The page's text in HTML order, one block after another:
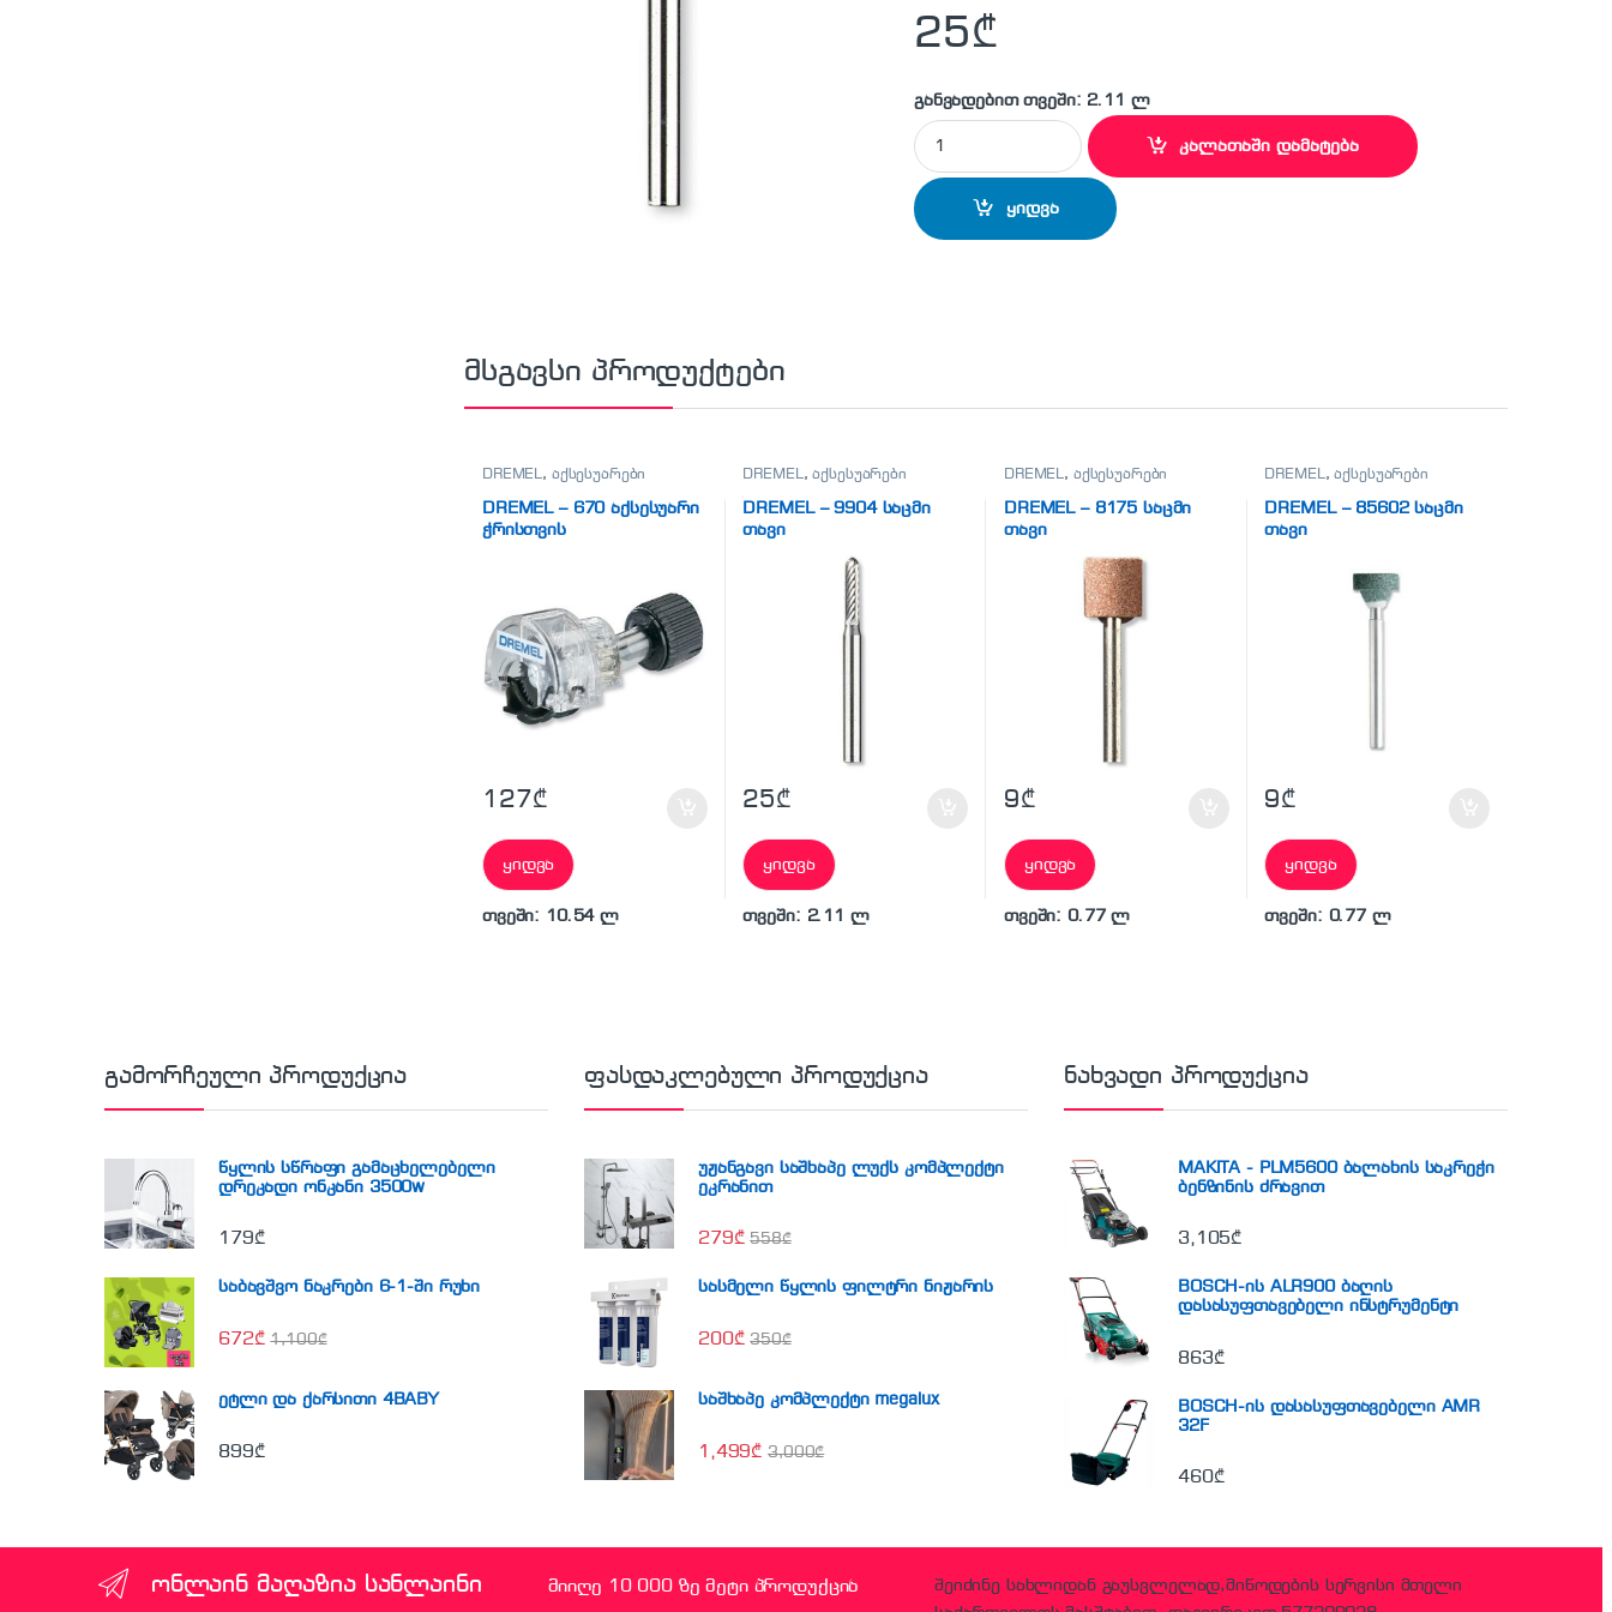
25₾
განვადებით თვეში: 2.11 ლ
DREMEL - 9902 საცმი თავი quantity
კალათაში დამატება
ყიდვა
მსგავსი პროდუქტები
DREMEL, აქსესუარები
DREMEL – 670 აქსესუარი
ჭრისთვის
127₾
ყიდვა
თვეში: 10.54 ლ
DREMEL,აქსესუარები
DREMEL – 9904 საცმი
თავი
25₾
ყიდვა
თვეში: 2.11 ლ
DREMEL, აქსესუარები
DREMEL – 8175 საცმი
თავი
9₾
ყიდვა
თვეში: 0.77 ლ
DREMEL,აქსესუარები
DREMEL – 85602 საცმი
თავი
9₾
ყიდვა
თვეში: 0.77 ლ
გამორჩეული პროდუქცია
წყლის სწრაფი გამაცხელებელი
დრეკადი ონკანი 3500w
179₾
საბავშვო ნაკრები 6-1-ში რუხი
672₾ 1,100₾
ეტლი და ქარსითი 4BABY
899₾
ფასდაკლებული პროდუქცია
უჟანგავი საშხაპე ლუქს კომპლექტი
ეკრანით
279₾ 558₾
სასმელი წყლის ფილტრი ნიჟარის
200₾ 350₾
საშხაპე კომპლექტი megalux
1,499₾ 3,000₾
ნახვადი პროდუქცია
MAKITA - PLM5600 ბალახის საკრეჭი
ბენზინის ძრავით
3,105₾
BOSCH-ის ALR900 ბაღის
დასასუფთავებელი ინსტრუმენტი
863₾
BOSCH-ის დასასუფთავებელი AMR
32F
460₾
ონლაინ მაღაზია სანლაინი მიიღე 10 000 ზე მეტი პროდუქცია
შეიძინე სახლიდან გაუსვლელად,მიწოდების სერვისი მთელი